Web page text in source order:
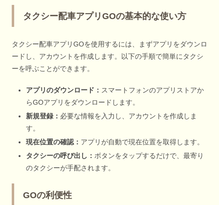
タクシー配車アプリGOの基本的な使い方
タクシー配車アプリGOを使用するには、まずアプリをダウンロ
ードし、アカウントを作成します。以下の手順で簡単にタクシ
ーを呼ぶことができます。
アプリのダウンロード： スマートフォンのアプリストアか
らGOアプリをダウンロードします。
新規登録： 必要な情報を入力し、アカウントを作成しま
す。
現在位置の確認： アプリが自動で現在位置を取得します。
タクシーの呼び出し： ボタンをタップするだけで、最寄り
のタクシーが手配されます。
GOの利便性